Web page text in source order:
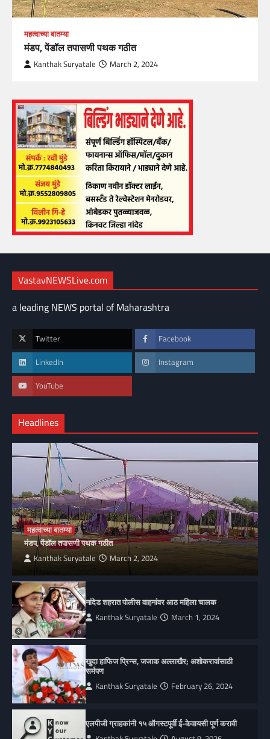
महत्वाच्या बातम्या
मंडप, पेंडॉल तपासणी पथक गठीत
Kanthak Suryatale March 2, 2024
VastavNEWSLive.com
a leading NEWS portal of Maharashtra
Twitter Facebook
LinkedIn Instagram
YouTube
Headlines
महत्वाच्या बातम्या
मंडप, पेंडॉल तपासणी पथक गठीत
Kanthak Suryatale March 2, 2024
नांदेड शहरात पोलीस वाहनांवर आठ महिला चालक
Kanthak Suryatale March 1, 2024
खुदा हाफिज प्रिन्स, जजाक अल्लाखैर; अशोकरावांसाठी
सर्मपण
Kanthak Suryatale February 26, 2024
एलपीजी ग्राहकांनी १५ ऑगस्टपूर्वी ई-केवायसी पूर्ण करावी